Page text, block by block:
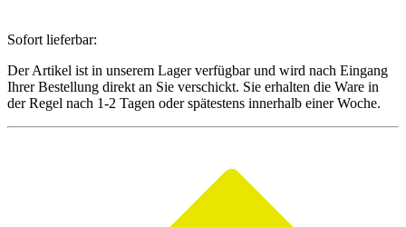
Sofort lieferbar:
Der Artikel ist in unserem Lager verfügbar und wird nach Eingang
Ihrer Bestellung direkt an Sie verschickt. Sie erhalten die Ware in
der Regel nach 1-2 Tagen oder spätestens innerhalb einer Woche.